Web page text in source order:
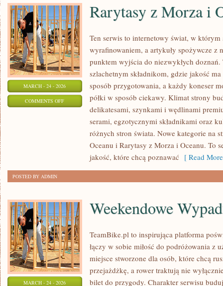
MARCH - 24 - 2026
COMMENTS OFFON
RARYTASY
Rarytasy z Morza i
Ten serwis to internetowy świat, w którym
wyrafinowaniem, a artykuły spożywcze z
punktem wyjścia do niezwykłych
szlachetnym składnikom, gdzie jakość
sposób przygotowania, a każdy koneser
półki w sposób ciekawy. Klimat strony
delikatesami, szynkami i wędlinami
serami, egzotycznymi składnikami oraz
różnych stron świata. Nowe kategorie na
Oceanu i Rarytasy z Morza i Oceanu. To
jakość, które chcą poznawać [ Read
POSTED BY ADMIN
MARCH - 24 - 2026
Weekendowe
TeamBike.pl to inspirująca platforma
łączy w sobie miłość do podróżowania z
miejsce stworzone dla osób, które chcą
przejażdżkę, a rower traktują nie
bilet do przygody. Charakter serwisu